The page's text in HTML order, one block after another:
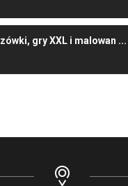
gry XXL i malowan ...